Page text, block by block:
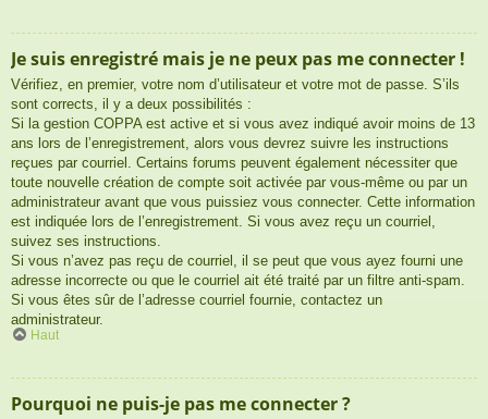
Je suis enregistré mais je ne peux pas me connecter !
Vérifiez, en premier, votre nom d’utilisateur et votre mot de passe. S’ils
sont corrects, il y a deux possibilités :
Si la gestion COPPA est active et si vous avez indiqué avoir moins de 13
ans lors de l’enregistrement, alors vous devrez suivre les instructions
reçues par courriel. Certains forums peuvent également nécessiter que
toute nouvelle création de compte soit activée par vous-même ou par un
administrateur avant que vous puissiez vous connecter. Cette information
est indiquée lors de l’enregistrement. Si vous avez reçu un courriel,
suivez ses instructions.
Si vous n’avez pas reçu de courriel, il se peut que vous ayez fourni une
adresse incorrecte ou que le courriel ait été traité par un filtre anti-spam.
Si vous êtes sûr de l’adresse courriel fournie, contactez un
administrateur.
Haut
Pourquoi ne puis-je pas me connecter ?